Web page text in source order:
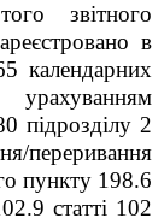
звітного
в
календарних
підрозділу 2
пункту 198.6
статті 102